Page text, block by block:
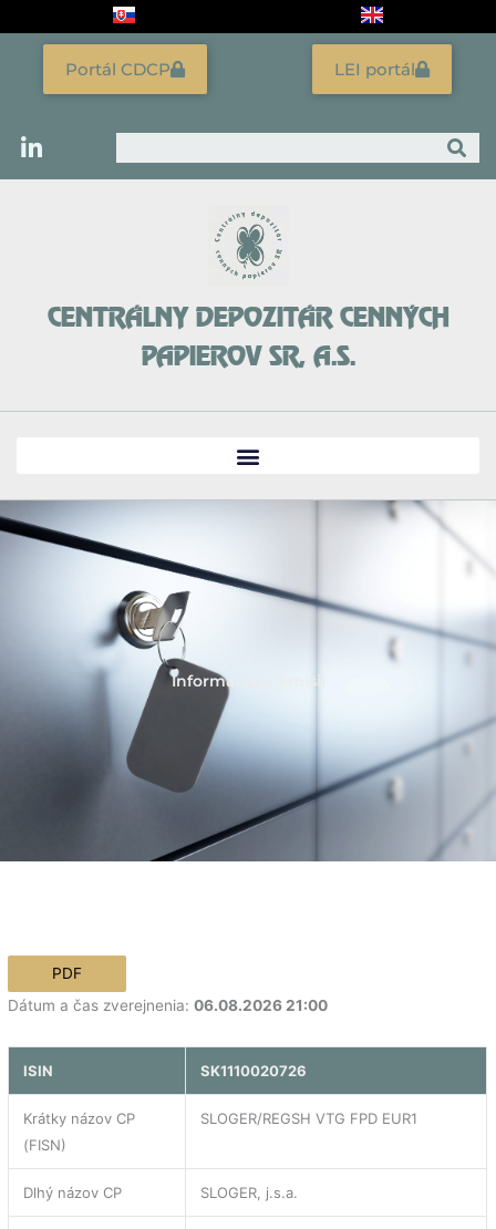
Vyhľadať
LEI portál
Portál CDCP
CENTRÁLNY DEPOZITÁR CENNÝCH
PAPIEROV SR, A.S.
Informácie o emisii
Dátum a čas zverejnenia:06.08.2026 21:00
ISIN SK1110020726
Krátky názov CP
(FISN)
SLOGER/REGSH VTG FPD EUR1
Dlhý názov CP SLOGER, j.s.a.